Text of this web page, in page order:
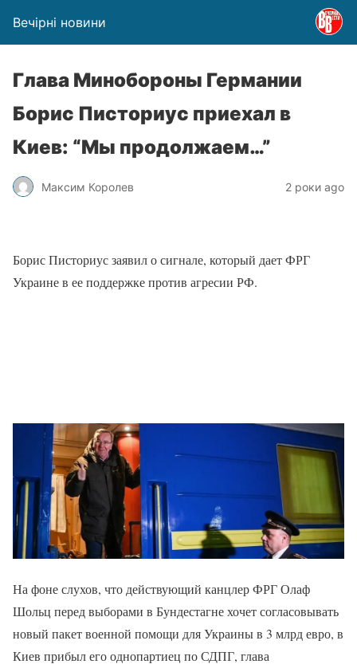
Вечірні новини
Глава Минобороны Германии
Борис Писториус приехал в
Киев: “Мы продолжаем…”
Максим Королев 2 роки ago
Борис Писториус заявил о сигнале, который дает ФРГ
Украине в ее поддержке против агресии РФ.
На фоне слухов, что действующий канцлер ФРГ Олаф
Шольц перед выборами в Бундестагне хочет согласовывать
новый пакет военной помощи для Украины в 3 млрд евро, в
Киев прибыл его однопартиец по СДПГ, глава